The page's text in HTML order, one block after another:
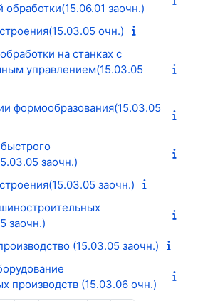
заочн.)
очн.)
на станках с
управлением(15.03.05
формообразования(15.03.05
заочн.)
заочн.)
заочн.)
(15.03.05 заочн.)
производств (15.03.06 очн.)